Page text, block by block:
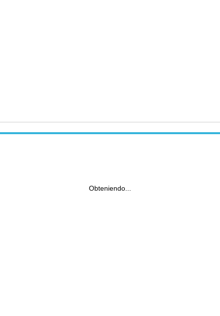
Obteniendo...